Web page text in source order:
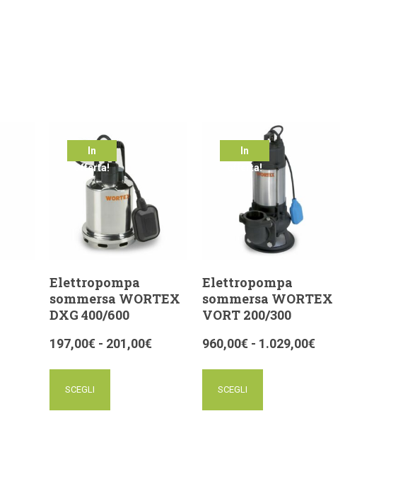
In
offerta!
Elettropompa
sommersa WORTEX
DXG 400/600
197,00€ - 201,00€
SCEGLI
In
offerta!
Elettropompa
sommersa WORTEX
VORT 200/300
960,00€ - 1.029,00€
SCEGLI